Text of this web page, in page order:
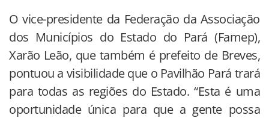
O vice-presidente da Federação da Associação
dos Municípios do Estado do Pará (Famep),
Xarão Leão, que também é prefeito de Breves,
pontuou a visibilidade que o Pavilhão Pará trará
para todas as regiões do Estado. “Esta é uma
oportunidade única para que a gente possa